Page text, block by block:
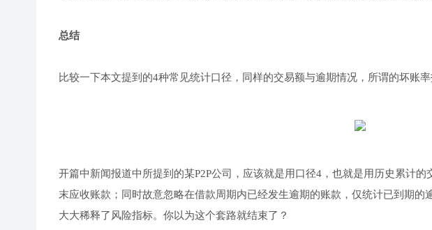
总结
比较一下本文提到的4种常见统计口径，同样的交易额与逾期情况，所谓的坏账
开篇中新闻报道中所提到的某P2P公司，应该就是用口径4，也就是用历史累计
末应收账款；同时故意忽略在借款周期内已经发生逾期的账款，仅统计已到期的
大大稀释了风险指标。你以为这个套路就结束了？